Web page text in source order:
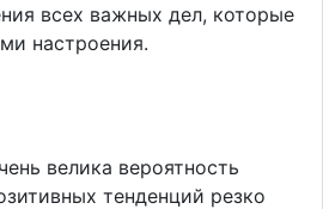
всех важных дел, которые
настроения.
велика вероятность
тенденций резко